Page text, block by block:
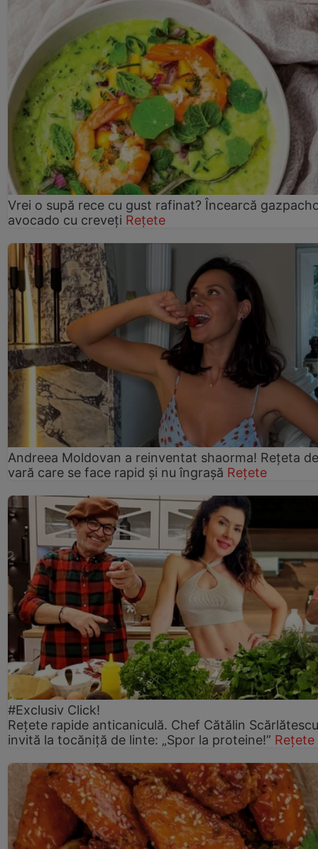
Vrei o supă rece cu gust rafinat? Încearcă
avocado cu creveți Rețete
Andreea Moldovan a reinventat shaorma! Rețeta de
vară care se face rapid și nu îngrașă Rețete
#Exclusiv Click!
Rețete rapide anticaniculă. Chef Cătălin
invită la tocăniță de linte: „Spor la proteine!” Rețete